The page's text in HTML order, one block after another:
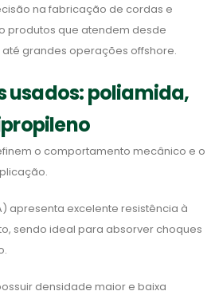
na fabricação de cordas e
produtos que atendem desde
grandes operações offshore.
usados: poliamida,
o comportamento mecânico e o
apresenta excelente resistência à
sendo ideal para absorver choques
densidade maior e baixa